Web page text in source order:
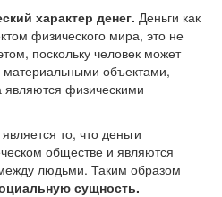
характер денег. Деньги как
физического мира, это не
поскольку человек может
материальными объектами,
являются физическими
то, что деньги
обществе и являются
людьми. Таким образом
сущность.